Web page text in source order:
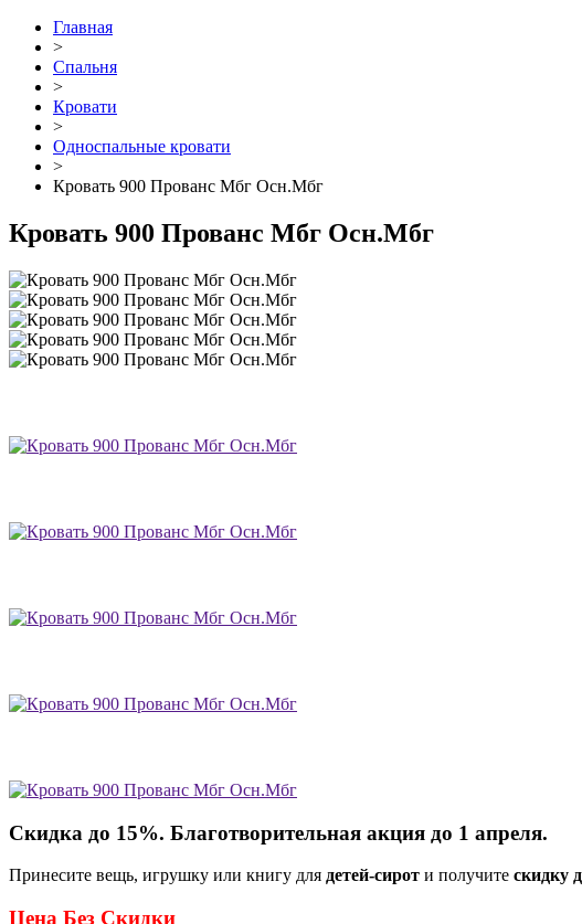
Главная
>
Спальня
>
Кровати
>
Односпальные кровати
>
Кровать 900 Прованс Мбг Осн.Мбг
Кровать 900 Прованс Мбг Осн.Мбг
Скидка до 15%. Благотворительная акция до 1 апреля.
Принесите вещь, игрушку или книгу для детей-сирот и получите скидку
Цена Без Скидки